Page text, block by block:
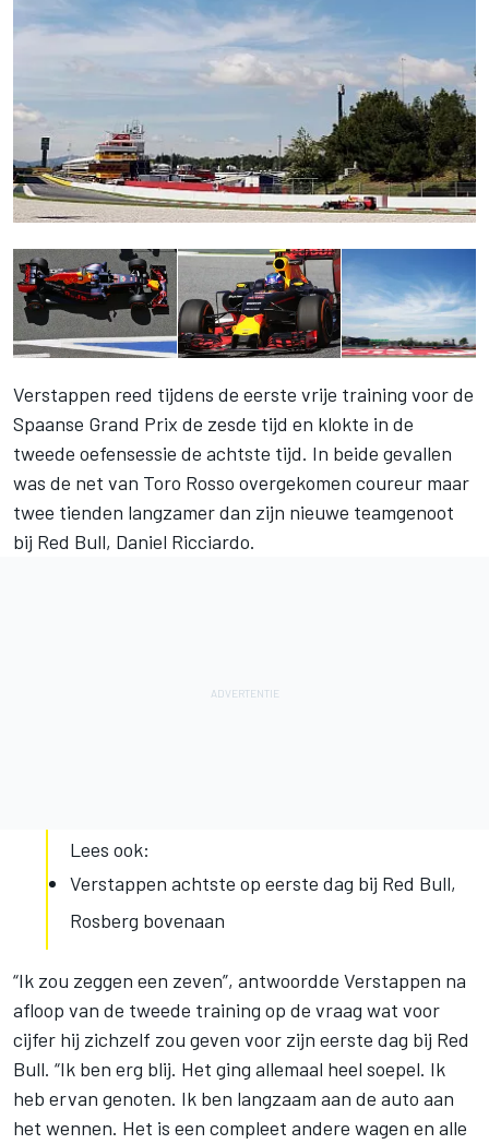
Verstappen reed tijdens de eerste vrije training voor de
Spaanse Grand Prix de zesde tijd en klokte in de
tweede oefensessie de achtste tijd. In beide gevallen
was de net van Toro Rosso overgekomen coureur maar
twee tienden langzamer dan zijn nieuwe teamgenoot
bij Red Bull, Daniel Ricciardo.
Lees ook:
Verstappen achtste op eerste dag bij Red Bull,
Rosberg bovenaan
“Ik zou zeggen een zeven”, antwoordde Verstappen na
afloop van de tweede training op de vraag wat voor
cijfer hij zichzelf zou geven voor zijn eerste dag bij Red
Bull. “Ik ben erg blij. Het ging allemaal heel soepel. Ik
heb ervan genoten. Ik ben langzaam aan de auto aan
het wennen. Het is een compleet andere wagen en alle